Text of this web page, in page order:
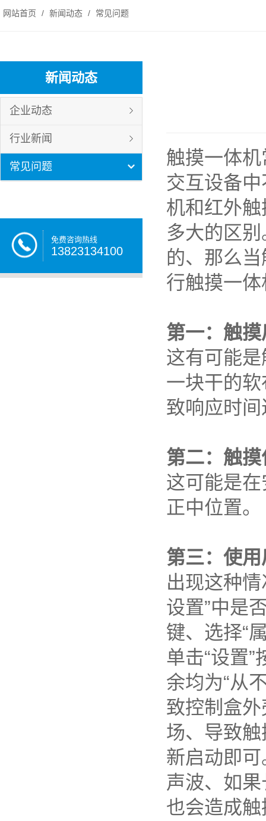
网站首页 / 新闻动态 / 常见问题
新闻动态
企业动态
行业新闻
常见问题
免费咨询热线
13823134100
触摸一体
交互设备
机和红外
多大的区
的、那么
行触摸一
第一：触
这有可能
一块干的
致响应时
第二：触
这可能是
正中位置。
第三：使
出现这种
设置”中是
键、选择“
单击“设置”
余均为“从
致控制盒
场、导致
新启动即
声波、如
也会造成